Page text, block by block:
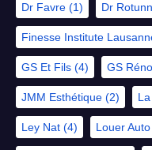
Dr Favre (1) Dr
Finesse Institute
GS Et Fils (4) GS
JMM Esthétique (2)
Ley Nat (4) Louer Auto